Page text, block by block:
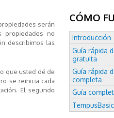
serán
propiedades no
describimos las
que usted dé de
se reinicia cada
El segundo
CÓMO
Introducción
Guía rápida
gratuita
Guía rápida
completa
Guía